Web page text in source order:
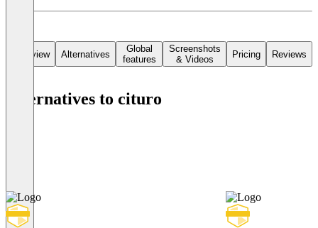
Overview Alternatives
Global
features
Screenshots
& Videos
Pricing Reviews
Alternatives to cituro